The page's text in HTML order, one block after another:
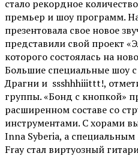
стало рекордное
премьер и шоу программ.
презентовала свое новое
представили свой проект
которого состоялась на
Большие специальные шоу
Драгни и ssshhhiiittt!,
группы. «Бонд с кнопкой»
расширенном составе со
инструментами. С хорами
Inna Syberia, а
Fray стал виртуозный